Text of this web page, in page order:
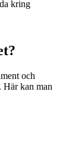
kring
och
Här kan man